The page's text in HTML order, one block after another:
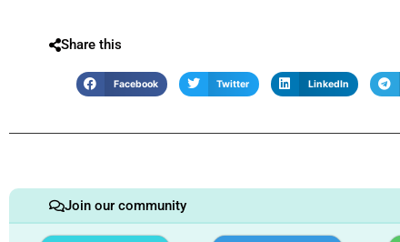
Share this
Facebook Twitter LinkedIn
Join our community